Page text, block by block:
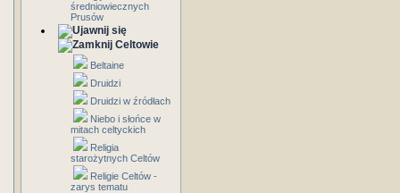
średniowiecznych
Prusów
Celtowie
Beltaine
Druidzi
Druidzi w źródłach
Niebo i słońce w
mitach celtyckich
Religia
starożytnych Celtów
Religie Celtów -
zarys tematu